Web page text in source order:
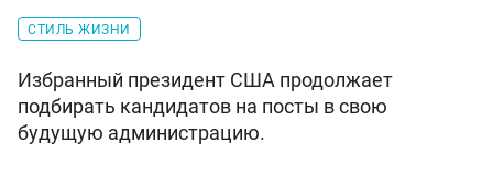
СТИЛЬ ЖИЗНИ
Избранный президент США продолжает
подбирать кандидатов на посты в свою
будущую администрацию.